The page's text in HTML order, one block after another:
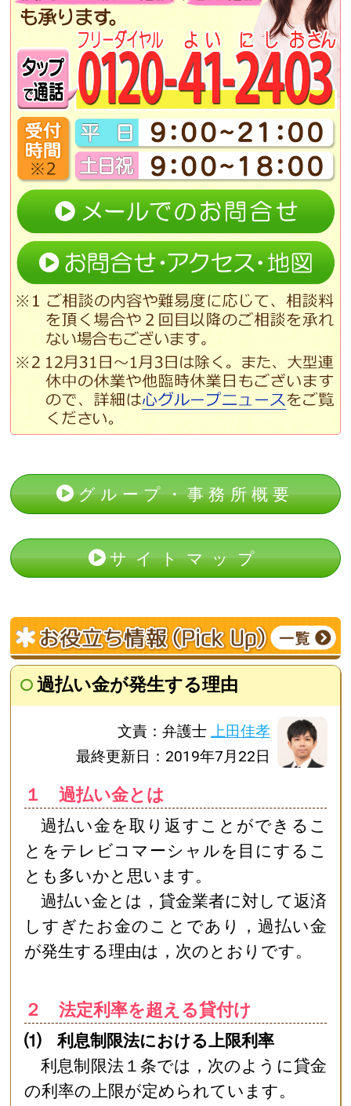
グループ・事務所概要
サイトマップ
過払い金が発生する理由
文責：弁護士 上田佳孝
最終更新日：2019年7月22日
１ 過払い金とは
過払い金を取り返すことができるこ
とをテレビコマーシャルを目にするこ
とも多いかと思います。
過払い金とは，貸金業者に対して返済
しすぎたお金のことであり，過払い金
が発生する理由は，次のとおりです。
２ 法定利率を超える貸付け
⑴ 利息制限法における上限利率
利息制限法１条では，次のように貸金
の利率の上限が定められています。